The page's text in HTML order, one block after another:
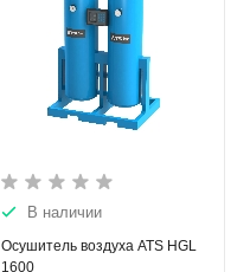
В наличии
Осушитель воздуха ATS HGL
1600